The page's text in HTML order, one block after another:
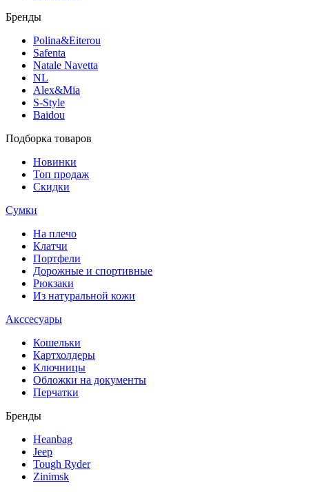
Бренды
Polina&Eiterou
Safenta
Natale Navetta
NL
Alex&Mia
S-Style
Baidou
Подборка товаров
Новинки
Топ продаж
Скидки
Сумки
На плечо
Клатчи
Портфели
Дорожные и спортивные
Рюкзаки
Из натуральной кожи
Акссесуары
Кошельки
Картхолдеры
Ключницы
Обложки на документы
Перчатки
Бренды
Heanbag
Jeep
Tough Ryder
Zinimsk